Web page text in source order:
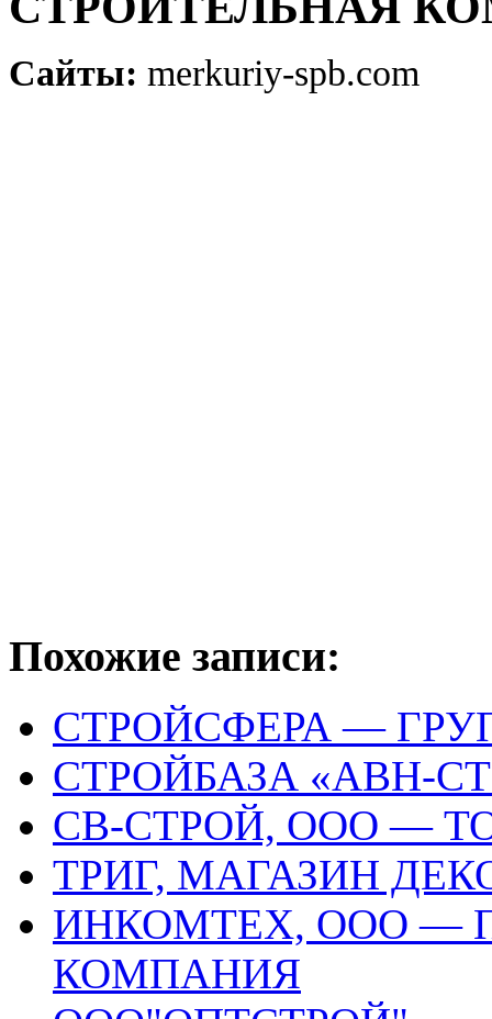
Сайты: merkuriy-spb.com
Похожие записи:
СТРОЙСФЕРА —
СТРОЙБАЗА «АВН-
СВ-СТРОЙ, ООО —
ТРИГ, МАГАЗИН
ИНКОМТЕХ, ООО —
КОМПАНИЯ